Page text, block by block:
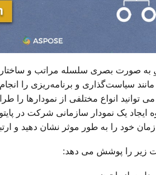
به صورت بصری سلسله مراتب و
سیاست‌گذاری و برنامه‌ریزی را
توانید انواع مختلفی از نمودارها را
ایجاد یک نمودار سازمانی شرکت در
خود را به طور موثر نشان دهید و
زیر را پوشش می دهد: